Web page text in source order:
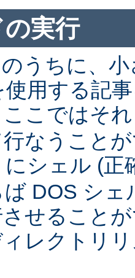
実行
うちに、
使用する記
こではそ
なうこと
にシェル (
DOS シェ
せること
レクトリ